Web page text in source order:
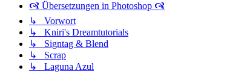
🙧 Übersetzungen in Photoshop 🙧
↳ Vorwort
↳ Kniri's Dreamtutorials
↳ Signtag & Blend
↳ Scrap
↳ Laguna Azul